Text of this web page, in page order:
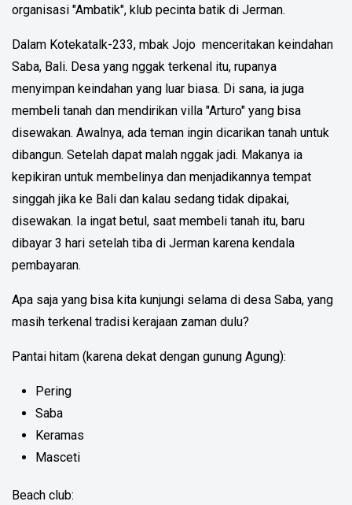
organisasi "Ambatik", klub pecinta batik di Jerman.
Dalam Kotekatalk-233, mbak Jojo menceritakan keindahan
Saba, Bali. Desa yang nggak terkenal itu, rupanya
menyimpan keindahan yang luar biasa. Di sana, ia juga
membeli tanah dan mendirikan villa "Arturo" yang bisa
disewakan. Awalnya, ada teman ingin dicarikan tanah untuk
dibangun. Setelah dapat malah nggak jadi. Makanya ia
kepikiran untuk membelinya dan menjadikannya tempat
singgah jika ke Bali dan kalau sedang tidak dipakai,
disewakan. Ia ingat betul, saat membeli tanah itu, baru
dibayar 3 hari setelah tiba di Jerman karena kendala
pembayaran.
Apa saja yang bisa kita kunjungi selama di desa Saba, yang
masih terkenal tradisi kerajaan zaman dulu?
Pantai hitam (karena dekat dengan gunung Agung):
Pering
Saba
Keramas
Masceti
Beach club: